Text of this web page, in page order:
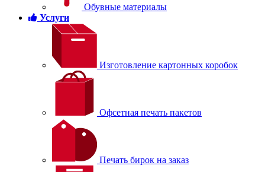
Обувные материалы
Услуги
Изготовление картонных коробок
Офсетная печать пакетов
Печать бирок на заказ